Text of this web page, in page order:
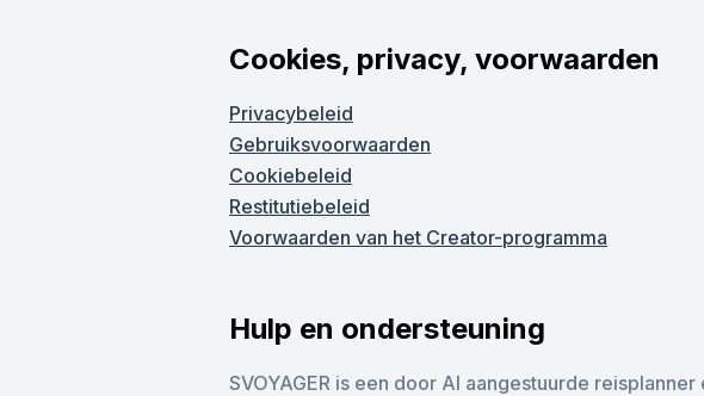
Cookies, privacy, voorwaarden
Privacybeleid
Gebruiksvoorwaarden
Cookiebeleid
Restitutiebeleid
Voorwaarden van het Creator-programma
Hulp en ondersteuning
SVOYAGER is een door AI aangestuurde